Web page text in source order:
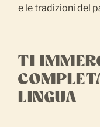
e le tradizioni del
TI
LINGUA